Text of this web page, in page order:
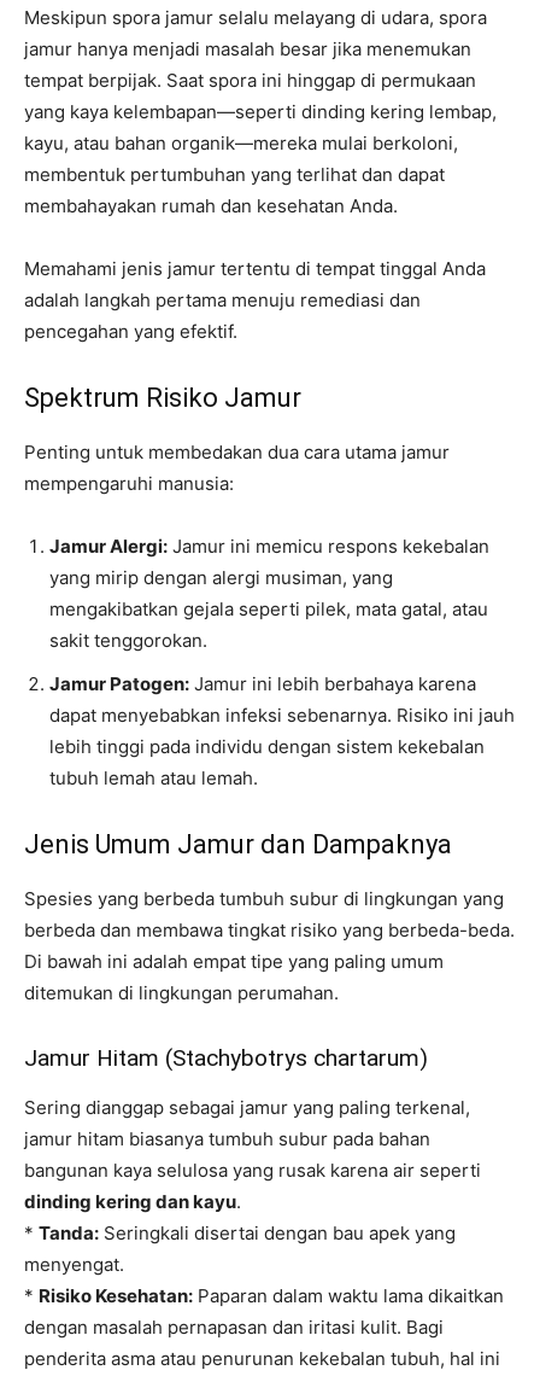
Meskipun spora jamur selalu melayang di udara, spora
jamur hanya menjadi masalah besar jika menemukan
tempat berpijak. Saat spora ini hinggap di permukaan
yang kaya kelembapan—seperti dinding kering lembap,
kayu, atau bahan organik—mereka mulai berkoloni,
membentuk pertumbuhan yang terlihat dan dapat
membahayakan rumah dan kesehatan Anda.
Memahami jenis jamur tertentu di tempat tinggal Anda
adalah langkah pertama menuju remediasi dan
pencegahan yang efektif.
Spektrum Risiko Jamur
Penting untuk membedakan dua cara utama jamur
mempengaruhi manusia:
Jamur Alergi: Jamur ini memicu respons kekebalan
yang mirip dengan alergi musiman, yang
mengakibatkan gejala seperti pilek, mata gatal, atau
sakit tenggorokan.
Jamur Patogen: Jamur ini lebih berbahaya karena
dapat menyebabkan infeksi sebenarnya. Risiko ini jauh
lebih tinggi pada individu dengan sistem kekebalan
tubuh lemah atau lemah.
Jenis Umum Jamur dan Dampaknya
Spesies yang berbeda tumbuh subur di lingkungan yang
berbeda dan membawa tingkat risiko yang berbeda-beda.
Di bawah ini adalah empat tipe yang paling umum
ditemukan di lingkungan perumahan.
Jamur Hitam (Stachybotrys chartarum)
Sering dianggap sebagai jamur yang paling terkenal,
jamur hitam biasanya tumbuh subur pada bahan
bangunan kaya selulosa yang rusak karena air seperti
dinding kering dan kayu.
* Tanda: Seringkali disertai dengan bau apek yang
menyengat.
* Risiko Kesehatan: Paparan dalam waktu lama dikaitkan
dengan masalah pernapasan dan iritasi kulit. Bagi
penderita asma atau penurunan kekebalan tubuh, hal ini